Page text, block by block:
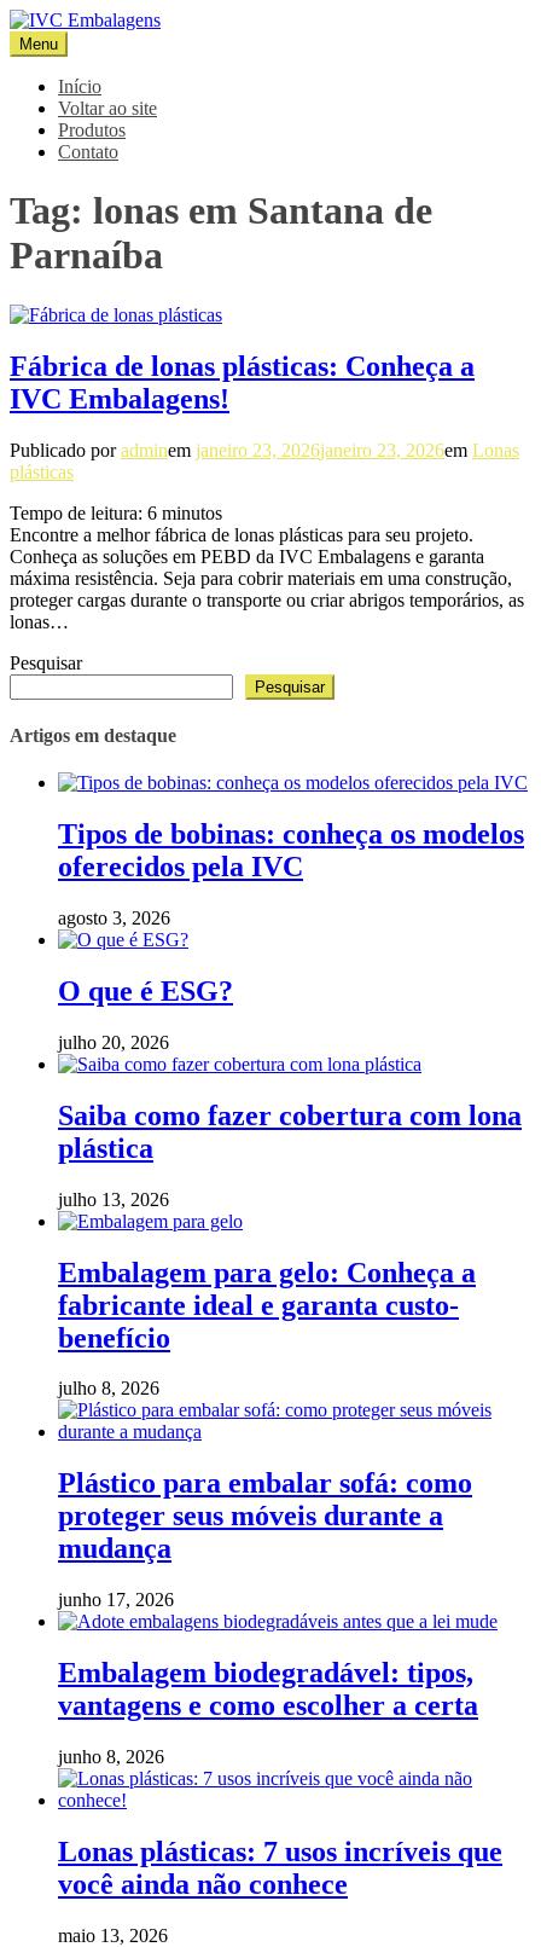
Pular
para
o
conteúdo
IVC Embalagens
Blog IVC
Menu
Início
Voltar ao site
Produtos
Contato
Tag: lonas em Santana de
Parnaíba
Fábrica de lonas plásticas: Conheça a
IVC Embalagens!
Publicado poradminem janeiro 23, 2026janeiro 23, 2026em Lonas
plásticas
Tempo de leitura: 6 minutos
Encontre a melhor fábrica de lonas plásticas para seu projeto.
Conheça as soluções em PEBD da IVC Embalagens e garanta
máxima resistência. Seja para cobrir materiais em uma construção,
proteger cargas durante o transporte ou criar abrigos temporários, as
lonas…
Pesquisar
Pesquisar
Artigos em destaque
Tipos de bobinas: conheça os modelos
oferecidos pela IVC
agosto 3, 2026
O que é ESG?
julho 20, 2026
Saiba como fazer cobertura com lona
plástica
julho 13, 2026
Embalagem para gelo: Conheça a
fabricante ideal e garanta custo-
benefício
julho 8, 2026
Plástico para embalar sofá: como
proteger seus móveis durante a
mudança
junho 17, 2026
Embalagem biodegradável: tipos,
vantagens e como escolher a certa
junho 8, 2026
Lonas plásticas: 7 usos incríveis que
você ainda não conhece
maio 13, 2026